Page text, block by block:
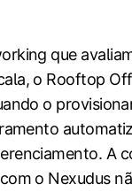
que
o Rooftop
o
A
o Nexudus